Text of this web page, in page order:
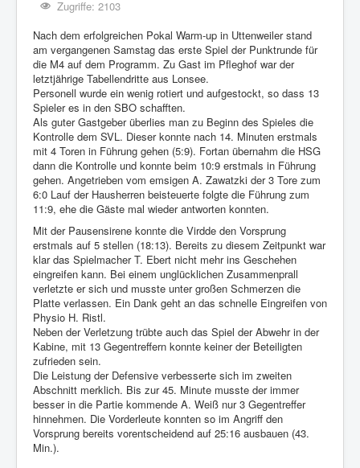
Zugriffe: 2103
Nach dem erfolgreichen Pokal Warm-up in Uttenweiler stand
am vergangenen Samstag das erste Spiel der Punktrunde für
die M4 auf dem Programm. Zu Gast im Pfleghof war der
letztjährige Tabellendritte aus Lonsee.
Personell wurde ein wenig rotiert und aufgestockt, so dass 13
Spieler es in den SBO schafften.
Als guter Gastgeber überlies man zu Beginn des Spieles die
Kontrolle dem SVL. Dieser konnte nach 14. Minuten erstmals
mit 4 Toren in Führung gehen (5:9). Fortan übernahm die HSG
dann die Kontrolle und konnte beim 10:9 erstmals in Führung
gehen. Angetrieben vom emsigen A. Zawatzki der 3 Tore zum
6:0 Lauf der Hausherren beisteuerte folgte die Führung zum
11:9, ehe die Gäste mal wieder antworten konnten.
Mit der Pausensirene konnte die Virdde den Vorsprung
erstmals auf 5 stellen (18:13). Bereits zu diesem Zeitpunkt war
klar das Spielmacher T. Ebert nicht mehr ins Geschehen
eingreifen kann. Bei einem unglücklichen Zusammenprall
verletzte er sich und musste unter großen Schmerzen die
Platte verlassen. Ein Dank geht an das schnelle Eingreifen von
Physio H. Ristl.
Neben der Verletzung trübte auch das Spiel der Abwehr in der
Kabine, mit 13 Gegentreffern konnte keiner der Beteiligten
zufrieden sein.
Die Leistung der Defensive verbesserte sich im zweiten
Abschnitt merklich. Bis zur 45. Minute musste der immer
besser in die Partie kommende A. Weiß nur 3 Gegentreffer
hinnehmen. Die Vorderleute konnten so im Angriff den
Vorsprung bereits vorentscheidend auf 25:16 ausbauen (43.
Min.).